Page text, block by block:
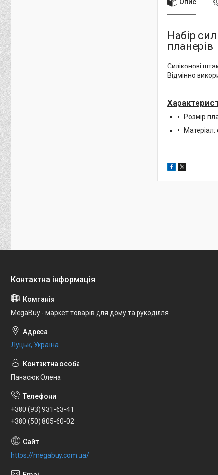
Опис
Набір
планерів
Силіконові
Відмінно
Розмір
Матеріал:
MegaBuy - маркет товарів для дому та рукоділля
Луцьк, Україна
Панасюк Олена
+380 (93) 931-63-41
+380 (50) 805-60-02
https://megabuy.com.ua/